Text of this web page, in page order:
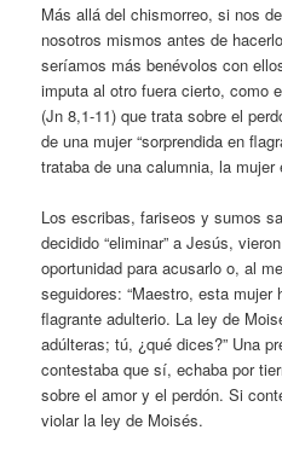
Más allá del chismorreo, si nos
nosotros mismos antes de
seríamos más benévolos con
imputa al otro fuera cierto, como
(Jn 8,1-11) que trata sobre el
de una mujer “sorprendida en
trataba de una calumnia, la mujer
Los escribas, fariseos y sumos
decidido “eliminar” a Jesús,
oportunidad para acusarlo o, al
seguidores: “Maestro, esta mujer
flagrante adulterio. La ley de
adúlteras; tú, ¿qué dices?” Una
contestaba que sí, echaba por
sobre el amor y el perdón. Si
violar la ley de Moisés.